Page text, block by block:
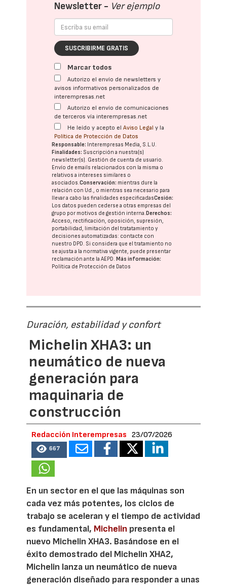
Newsletter - Ver ejemplo
SUSCRIBIRME GRATIS
Marcar todos
Autorizo el envío de newsletters y
avisos informativos personalizados de
interempresas.net
Autorizo el envío de comunicaciones
de terceros vía interempresas.net
He leído y acepto elAviso Legal y la
Política de Protección de Datos
Responsable: Interempresas Media, S.L.U.
Finalidades: Suscripción a nuestra(s)
newsletter(s). Gestión de cuenta de usuario.
Envío de emails relacionados con la misma o
relativos a intereses similares o
asociados.Conservación: mientras dure la
relación con Ud., o mientras sea necesario para
llevar a cabo las finalidades especificadasCesión:
Los datos pueden cederse a otras empresas del
grupo por motivos de gestión interna. Derechos:
Acceso, rectificación, oposición, supresión,
portabilidad, limitación del tratatamiento y
decisiones automatizadas: contacte con
nuestro DPD. Si considera que el tratamiento no
se ajusta a la normativa vigente, puede presentar
reclamación ante laAEPD. Más información:
Política de Protección de Datos
Duración, estabilidad y confort
Michelin XHA3: un
neumático de nueva
generación para
maquinaria de
construcción
Redacción Interempresas 23/07/2026
667
En un sector en el que las máquinas son
cada vez más potentes, los ciclos de
trabajo se aceleran y el tiempo de actividad
es fundamental, Michelin presenta el
nuevo Michelin XHA3. Basándose en el
éxito demostrado del Michelin XHA2,
Michelin lanza un neumático de nueva
generación diseñado para responder a unas